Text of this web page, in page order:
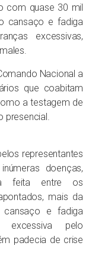
com quase 30 mil
cansaço e fadiga
excessivas,
Nacional a
que coabitam
a testagem de
presencial.
representantes
doenças,
feita entre os
mais da
cansaço e fadiga
excessiva pelo
padecia de crise